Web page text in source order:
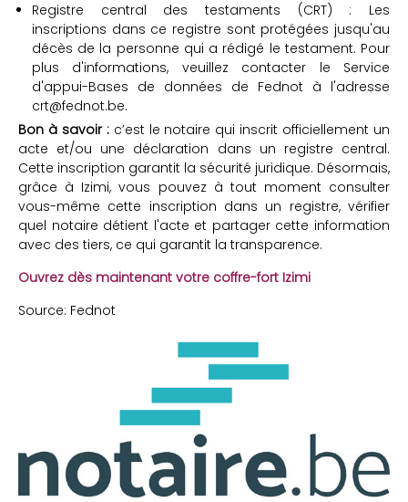
Registre central des testaments (CRT) : Les
inscriptions dans ce registre sont protégées jusqu'au
décès de la personne qui a rédigé le testament. Pour
plus d'informations, veuillez contacter le Service
d'appui-Bases de données de Fednot à l'adresse
crt@fednot.be.
Bon à savoir :c’est le notaire qui inscrit officiellement un
acte et/ou une déclaration dans un registre central.
Cette inscription garantit la sécurité juridique. Désormais,
grâce à Izimi, vous pouvez à tout moment consulter
vous-même cette inscription dans un registre, vérifier
quel notaire détient l'acte et partager cette information
avec des tiers, ce qui garantit la transparence.
Ouvrez dès maintenant votre coffre-fort Izimi
Source: Fednot